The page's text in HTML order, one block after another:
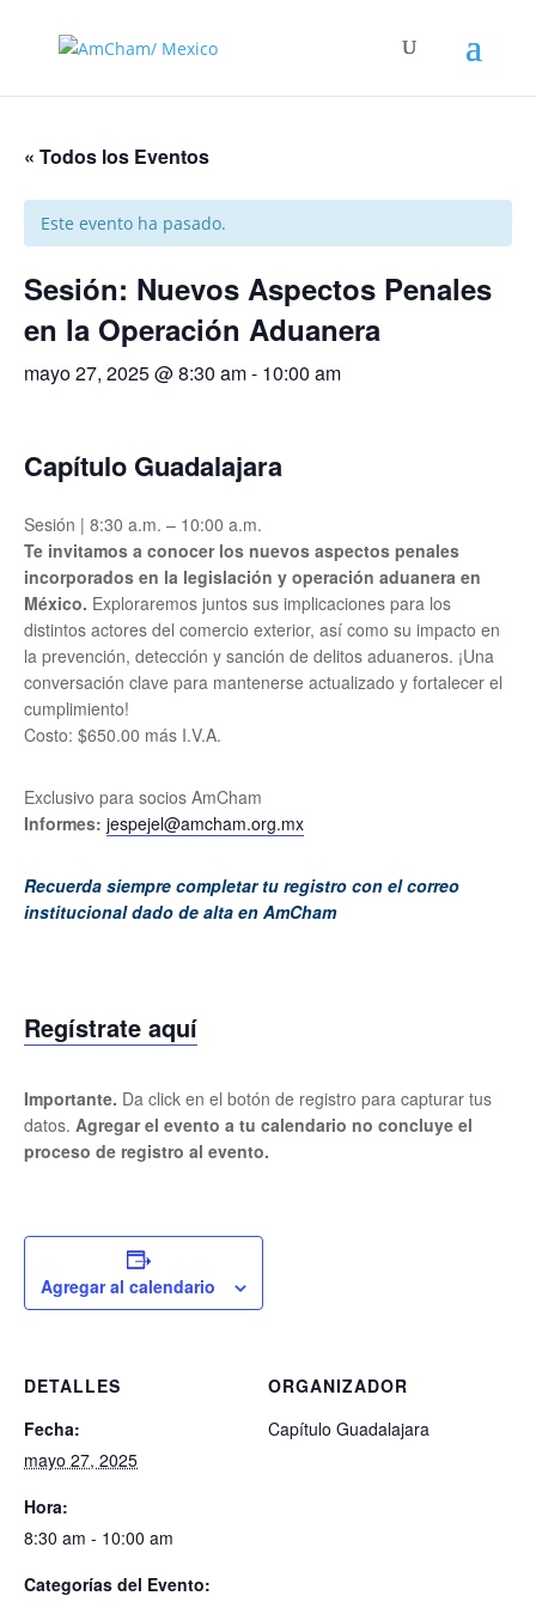
« Todos los Eventos
Este evento ha pasado.
Sesión: Nuevos Aspectos Penales
en la Operación Aduanera
mayo 27, 2025 @ 8:30 am- 10:00 am
Capítulo Guadalajara
Sesión | 8:30 a.m. – 10:00 a.m.
Te invitamos a conocer los nuevos aspectos penales
incorporados en la legislación y operación aduanera en
México. Exploraremos juntos sus implicaciones para los
distintos actores del comercio exterior, así como su impacto en
la prevención, detección y sanción de delitos aduaneros. ¡Una
conversación clave para mantenerse actualizado y fortalecer el
cumplimiento!
Costo: $650.00 más I.V.A.
Exclusivo para socios AmCham
Informes: jespejel@amcham.org.mx
Recuerda siempre completar tu registro con el correo
institucional dado de alta en AmCham
Regístrate aquí
Importante. Da click en el botón de registro para capturar tus
datos. Agregar el evento a tu calendario no concluye el
proceso de registro al evento.
Agregar al calendario
DETALLES
Fecha:
mayo 27, 2025
Hora:
8:30 am - 10:00 am
Categorías del Evento:
ORGANIZADOR
Capítulo Guadalajara